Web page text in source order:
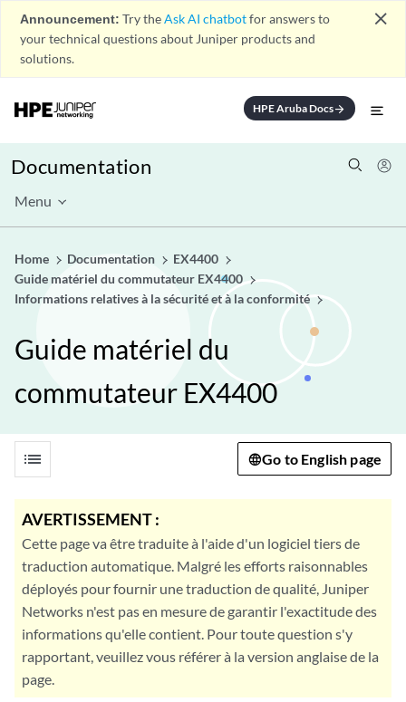
Announcement: Try theAsk AI chatbotfor answers to
your technical questions about Juniper products and
solutions.
close
HPE Aruba Docsarrow_forward
Documentation
Menu
Home Documentation
EX4400
Guide matériel du commutateur EX4400
Informations relatives à la sécurité et à la conformité
Guide matériel du
commutateur EX4400
list Go to English page
AVERTISSEMENT :
Cette page va être traduite à l'aide d'un logiciel tiers de
traduction automatique. Malgré les efforts raisonnables
déployés pour fournir une traduction de qualité, Juniper
Networks n'est pas en mesure de garantir l'exactitude des
informations qu'elle contient. Pour toute question s'y
rapportant, veuillez vous référer à la version anglaise de la
page.